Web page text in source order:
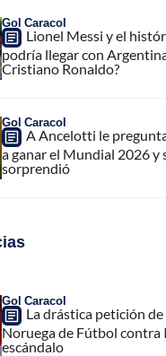
Gol Caracol
Lionel Messi y el
podría llegar con
Cristiano Ronaldo?
Gol Caracol
A Ancelotti le
a ganar el Mundial 2026 y
sorprendió
Gol Caracol
La drástica petición
Noruega de Fútbol contra
escándalo